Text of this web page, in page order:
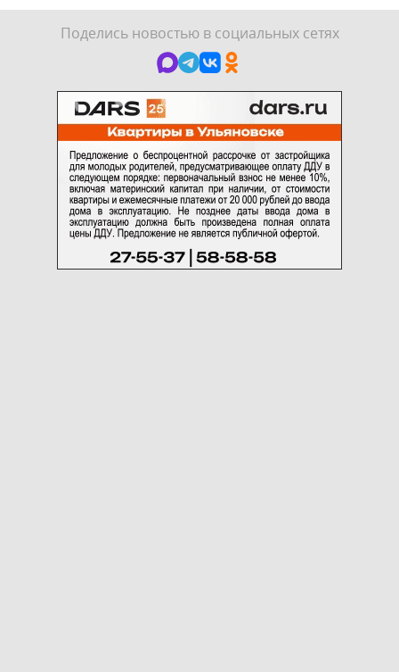
Поделись новостью в социальных сетях